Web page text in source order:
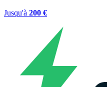
Jusqu'à 200 €